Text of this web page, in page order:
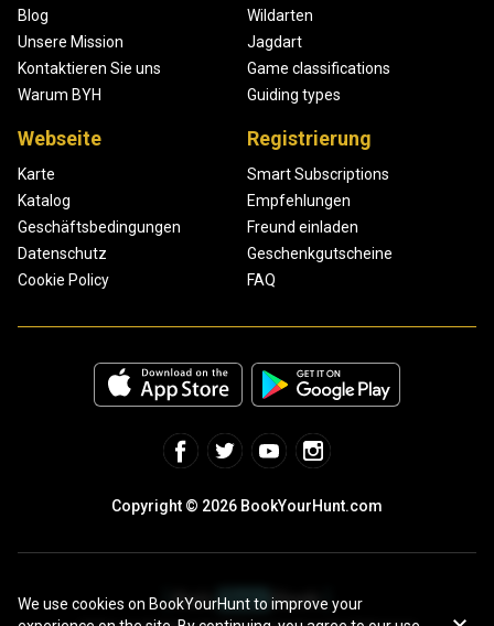
Blog
Unsere Mission
Kontaktieren Sie uns
Warum BYH
Wildarten
Jagdart
Game classifications
Guiding types
Webseite
Karte
Katalog
Geschäftsbedingungen
Datenschutz
Cookie Policy
Registrierung
Smart Subscriptions
Empfehlungen
Freund einladen
Geschenkgutscheine
FAQ
Copyright © 2026 BookYourHunt.com
We use cookies on BookYourHunt to improve your